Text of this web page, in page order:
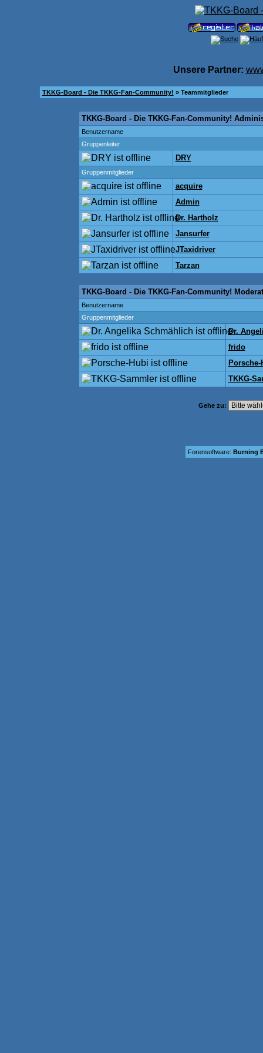
Unsere Partner:
TKKG-Board - Die TKKG-Fan-Community! » Teammitglieder
TKKG-Board - Die TKKG-Fan-Community!
Benutzername
Gruppenleiter
DRY
Gruppenmitglieder
acquire
Admin
Dr. Hartholz
Jansurfer
JTaxidriver
Tarzan
TKKG-Board - Die TKKG-Fan-Community!
Benutzername
Gruppenmitglieder
Dr.
frido
Porsche-
TKKG-
Gehe zu:
Forensoftware: Burning